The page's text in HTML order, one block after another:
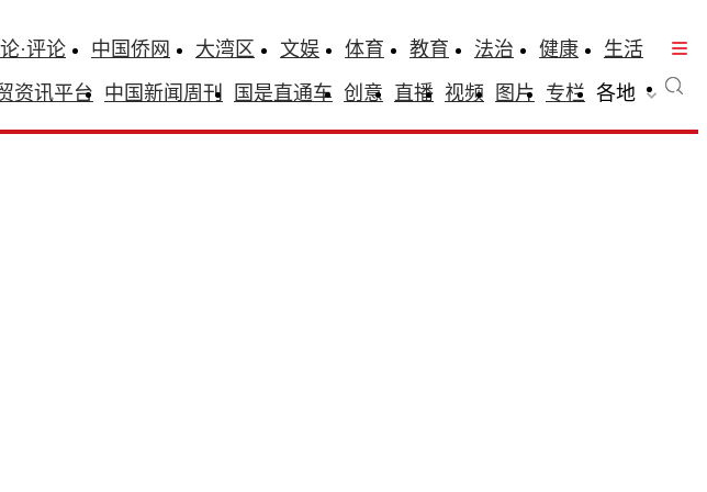
·评论 中国侨网 大湾区 文娱 体育 教育 法治 健康
生活
资讯平台 中国新闻周刊 国是直通车 创意 直播 视频 图片 专栏 各地